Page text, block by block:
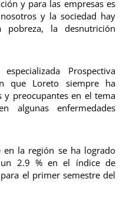
y para las empresas es
y la sociedad hay
la desnutrición
Prospectiva
que Loreto siempre ha
preocupantes en el tema
algunas enfermedades
en la región se ha logrado
2.9 % en el índice de
el primer semestre del